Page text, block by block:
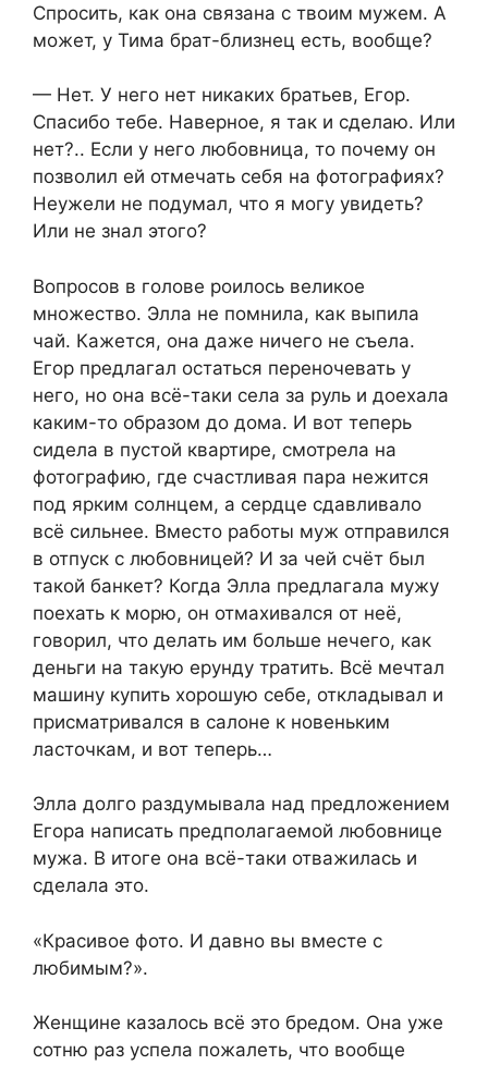
Спросить, как она связана с твоим мужем. А
может, у Тима брат-близнец есть, вообще?
— Нет. У него нет никаких братьев, Егор.
Спасибо тебе. Наверное, я так и сделаю. Или
нет?.. Если у него любовница, то почему он
позволил ей отмечать себя на фотографиях?
Неужели не подумал, что я могу увидеть?
Или не знал этого?
Вопросов в голове роилось великое
множество. Элла не помнила, как выпила
чай. Кажется, она даже ничего не съела.
Егор предлагал остаться переночевать у
него, но она всё-таки села за руль и доехала
каким-то образом до дома. И вот теперь
сидела в пустой квартире, смотрела на
фотографию, где счастливая пара нежится
под ярким солнцем, а сердце сдавливало
всё сильнее. Вместо работы муж отправился
в отпуск с любовницей? И за чей счёт был
такой банкет? Когда Элла предлагала мужу
поехать к морю, он отмахивался от неё,
говорил, что делать им больше нечего, как
деньги на такую ерунду тратить. Всё мечтал
машину купить хорошую себе, откладывал и
присматривался в салоне к новеньким
ласточкам, и вот теперь…
Элла долго раздумывала над предложением
Егора написать предполагаемой любовнице
мужа. В итоге она всё-таки отважилась и
сделала это.
«Красивое фото. И давно вы вместе с
любимым?».
Женщине казалось всё это бредом. Она уже
сотню раз успела пожалеть, что вообще